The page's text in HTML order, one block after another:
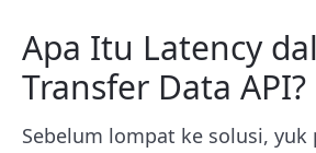
Apa Itu Latency
Transfer Data API?
Sebelum lompat ke solusi, yuk